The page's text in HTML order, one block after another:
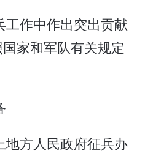
工作中作出突出贡献
家和军队有关规定
地方人民政府征兵办